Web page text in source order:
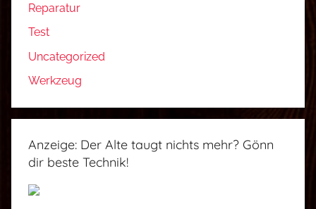
Reparatur
Test
Uncategorized
Werkzeug
Anzeige: Der Alte taugt nichts mehr? Gönn
dir beste Technik!